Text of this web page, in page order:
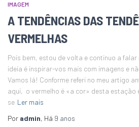
IMAGEM
A TENDÊNCIAS DAS
VERMELHAS
Pois bem, estou de volta e continuo a
ideia é inspirar-vos mais com imagens e
Vamos lá! Conforme referi no meu artigo
aqui, o vermelho é «a cor» desta estação
se Ler mais
Por admin, Há 9 anos